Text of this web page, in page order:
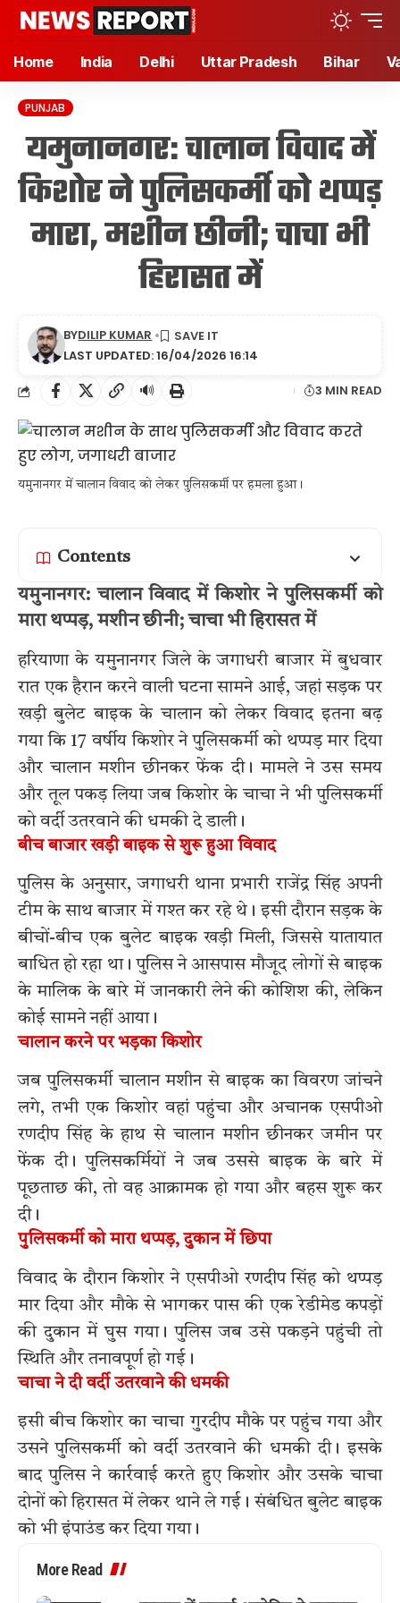
Home India Delhi Uttar Pradesh Bihar
PUNJAB
यमुनानगर: चालान विवाद में
किशोर ने पुलिसकर्मी को थप्पड़
मारा, मशीन छीनी; चाचा भी
हिरासत में
LAST UPDATED: 16/04/2026 16:14
BYDILIP KUMAR
🔊 3 MIN READ
यमुनानगर में चालान विवाद को लेकर पुलिसकर्मी पर हमला हुआ।
Contents
यमुनानगर: चालान विवाद में किशोर ने पुलिसकर्मी को
मारा थप्पड़, मशीन छीनी; चाचा भी हिरासत में
हरियाणा के यमुनानगर जिले के जगाधरी बाजार में बुधवार
रात एक हैरान करने वाली घटना सामने आई, जहां सड़क पर
खड़ी बुलेट बाइक के चालान को लेकर विवाद इतना बढ़
गया कि 17 वर्षीय किशोर ने पुलिसकर्मी को थप्पड़ मार दिया
और चालान मशीन छीनकर फेंक दी। मामले ने उस समय
और तूल पकड़ लिया जब किशोर के चाचा ने भी पुलिसकर्मी
को वर्दी उतरवाने की धमकी दे डाली।
बीच बाजार खड़ी बाइक से शुरू हुआ विवाद
पुलिस के अनुसार, जगाधरी थाना प्रभारी राजेंद्र सिंह अपनी
टीम के साथ बाजार में गश्त कर रहे थे। इसी दौरान सड़क के
बीचों-बीच एक बुलेट बाइक खड़ी मिली, जिससे यातायात
बाधित हो रहा था। पुलिस ने आसपास मौजूद लोगों से बाइक
के मालिक के बारे में जानकारी लेने की कोशिश की, लेकिन
कोई सामने नहीं आया।
चालान करने पर भड़का किशोर
जब पुलिसकर्मी चालान मशीन से बाइक का विवरण जांचने
लगे, तभी एक किशोर वहां पहुंचा और अचानक एसपीओ
रणदीप सिंह के हाथ से चालान मशीन छीनकर जमीन पर
फेंक दी। पुलिसकर्मियों ने जब उससे बाइक के बारे में
पूछताछ की, तो वह आक्रामक हो गया और बहस शुरू कर
दी।
पुलिसकर्मी को मारा थप्पड़, दुकान में छिपा
विवाद के दौरान किशोर ने एसपीओ रणदीप सिंह को थप्पड़
मार दिया और मौके से भागकर पास की एक रेडीमेड कपड़ों
की दुकान में घुस गया। पुलिस जब उसे पकड़ने पहुंची तो
स्थिति और तनावपूर्ण हो गई।
चाचा ने दी वर्दी उतरवाने की धमकी
इसी बीच किशोर का चाचा गुरदीप मौके पर पहुंच गया और
उसने पुलिसकर्मी को वर्दी उतरवाने की धमकी दी। इसके
बाद पुलिस ने कार्रवाई करते हुए किशोर और उसके चाचा
दोनों को हिरासत में लेकर थाने ले गई। संबंधित बुलेट बाइक
को भी इंपाउंड कर दिया गया।
More Read